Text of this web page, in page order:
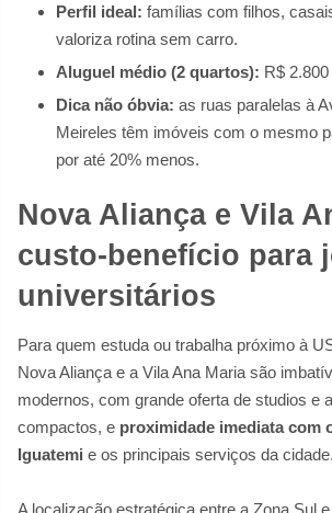
Perfil ideal: famílias com filhos,
valoriza rotina sem carro.
Aluguel médio (2 quartos): R$
Dica não óbvia: as ruas paralelas à
Meireles têm imóveis com o mesmo
por até 20% menos.
Nova Aliança e Vila
custo-benefício para
universitários
Para quem estuda ou trabalha próximo à
Nova Aliança e a Vila Ana Maria são
modernos, com grande oferta de studios e
compactos, e proximidade imediata com
Iguatemi e os principais serviços da cidade.
A localização estratégica entre a Zona Sul